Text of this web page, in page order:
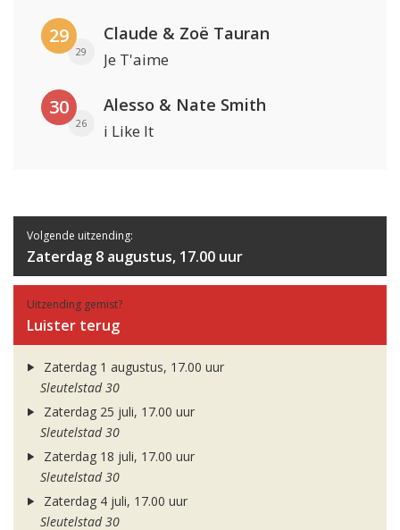
29
29
Claude & Zoë Tauran
Je T'aime
30
26
Alesso & Nate Smith
i Like It
Volgende uitzending:
Zaterdag 8 augustus, 17.00 uur
Uitzending gemist?
Luister terug
Zaterdag 1 augustus, 17.00 uur
Sleutelstad 30
Zaterdag 25 juli, 17.00 uur
Sleutelstad 30
Zaterdag 18 juli, 17.00 uur
Sleutelstad 30
Zaterdag 4 juli, 17.00 uur
Sleutelstad 30